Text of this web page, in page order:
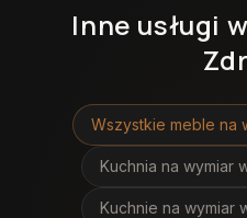
Inne usługi
Wszystkie meble na
Kuchnia na wymiar
Kuchnie na wymiar